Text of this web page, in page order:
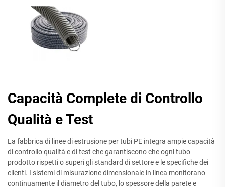
Capacità Complete di Controllo
Qualità e Test
La fabbrica di linee di estrusione per tubi PE integra ampie capacità
di controllo qualità e di test che garantiscono che ogni tubo
prodotto rispetti o superi gli standard di settore e le specifiche dei
clienti. I sistemi di misurazione dimensionale in linea monitorano
continuamente il diametro del tubo, lo spessore della parete e